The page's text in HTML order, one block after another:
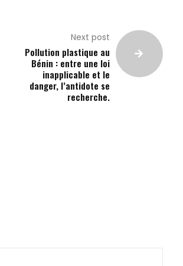
Next post
Pollution plastique au
Bénin : entre une loi
inapplicable et le
danger, l’antidote se
recherche.